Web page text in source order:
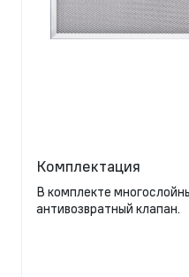
Комплектация
В комплекте
антивозвратный клапан.